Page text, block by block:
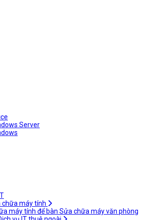
Server
chữa máy tính
máy tính để bàn Sửa chữa máy văn phòng